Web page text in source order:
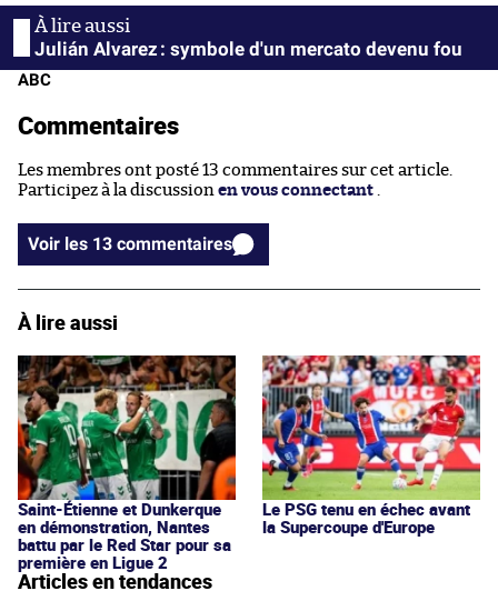
Julián Alvarez : symbole d'un mercato devenu fou
ABC
Commentaires
Les membres ont posté 13 commentaires sur cet article.
Participez à la discussion en vous connectant
Voir les 13 commentaires
À lire aussi
Saint-Étienne et Dunkerque
en démonstration, Nantes
battu par le Red Star pour sa
première en Ligue 2
Le PSG tenu en échec avant
la Supercoupe d'Europe
Articles en tendances